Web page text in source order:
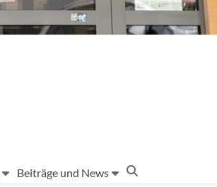
Beiträge und News